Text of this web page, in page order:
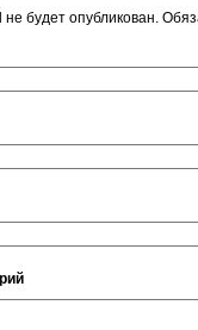
будет опубликован.